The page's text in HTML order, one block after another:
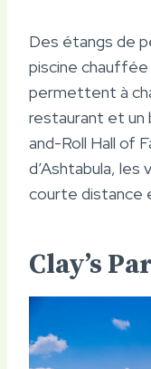
Des étangs de
piscine chauffée
permettent à
restaurant et un
and-Roll Hall of
d’Ashtabula, les
courte distance
Clay’s